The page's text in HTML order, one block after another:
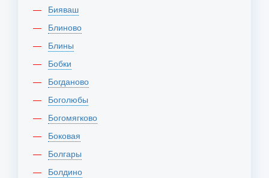
Бияваш
Блиново
Блины
Бобки
Богданово
Боголюбы
Богомягково
Боковая
Болгары
Болдино